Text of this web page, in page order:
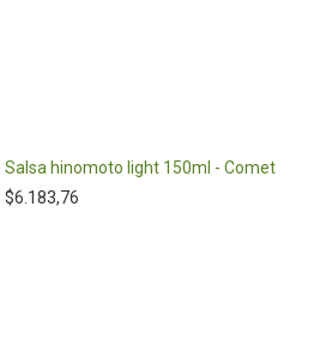
Salsa hinomoto light 150ml - Comet
$6.183,76